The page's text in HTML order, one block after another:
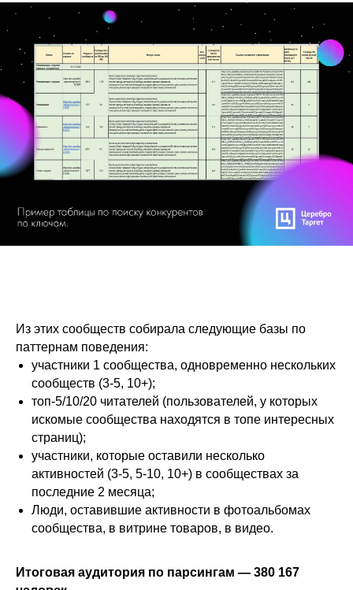
Из этих сообществ собирала следующие базы по
паттернам поведения:
участники 1 сообщества, одновременно нескольких
сообществ (3-5, 10+);
топ-5/10/20 читателей (пользователей, у которых
искомые сообщества находятся в топе интересных
страниц);
участники, которые оставили несколько
активностей (3-5, 5-10, 10+) в сообществах за
последние 2 месяца;
Люди, оставившие активности в фотоальбомах
сообщества, в витрине товаров, в видео.
Итоговая аудитория по парсингам — 380 167